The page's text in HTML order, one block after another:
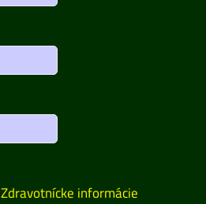
Zdravotnícke informácie